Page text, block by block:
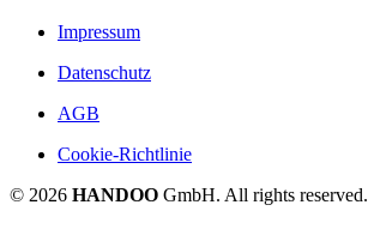
Impressum
Datenschutz
AGB
Cookie-Richtlinie
© 2026 HANDOO GmbH. All rights reserved.